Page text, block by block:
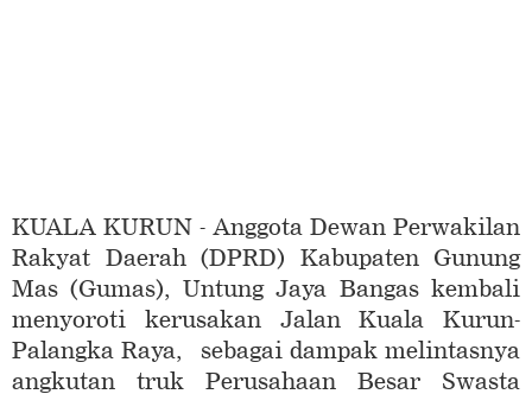
KUALA KURUN - Anggota Dewan Perwakilan
Rakyat Daerah (DPRD) Kabupaten Gunung
Mas (Gumas), Untung Jaya Bangas kembali
menyoroti kerusakan Jalan Kuala Kurun-
Palangka Raya, sebagai dampak melintasnya
angkutan truk Perusahaan Besar Swasta